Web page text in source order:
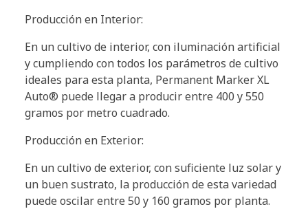
Producción en Interior:
En un cultivo de interior, con iluminación artificial
y cumpliendo con todos los parámetros de cultivo
ideales para esta planta, Permanent Marker XL
Auto® puede llegar a producir entre 400 y 550
gramos por metro cuadrado.
Producción en Exterior:
En un cultivo de exterior, con suficiente luz solar y
un buen sustrato, la producción de esta variedad
puede oscilar entre 50 y 160 gramos por planta.